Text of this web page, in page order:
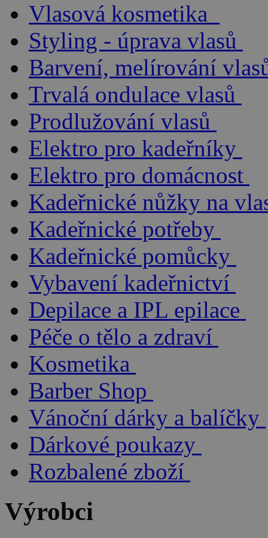
Vlasová kosmetika
Styling - úprava vlasů
Barvení, melírování
Trvalá ondulace vlasů
Prodlužování vlasů
Elektro pro kadeřníky
Elektro pro domácnost
Kadeřnické nůžky na
Kadeřnické potřeby
Kadeřnické pomůcky
Vybavení kadeřnictví
Depilace a IPL epilace
Péče o tělo a zdraví
Kosmetika
Barber Shop
Vánoční dárky a balíčky
Dárkové poukazy
Rozbalené zboží
Výrobci